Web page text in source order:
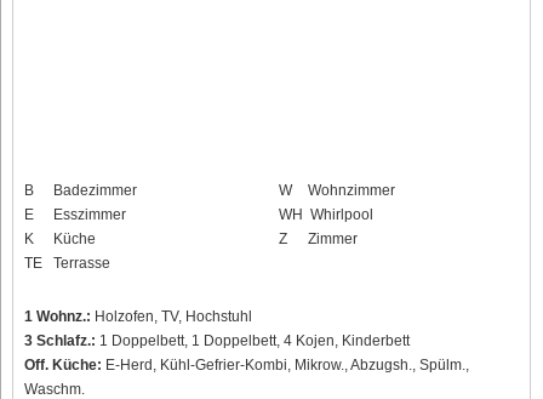
B
Badezimmer
E
Esszimmer
K
Küche
TE
Terrasse
W
Wohnzimmer
WH Whirlpool
Z
Zimmer
1 Wohnz.: Holzofen, TV, Hochstuhl
3 Schlafz.: 1 Doppelbett, 1 Doppelbett, 4 Kojen, Kinderbett
Off. Küche: E-Herd, Kühl-Gefrier-Kombi, Mikrow., Abzugsh., Spülm.,
Waschm.